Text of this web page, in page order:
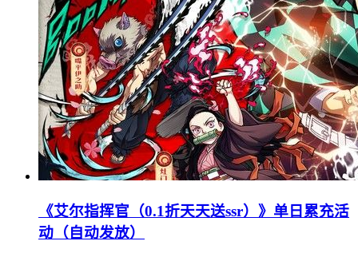
《艾尔指挥官（0.1折天天送ssr）》单日累充活
动（自动发放）